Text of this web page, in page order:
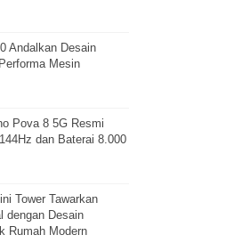
Andalkan Desain
Mesin
Pova 8 5G Resmi
dan Baterai 8.000
Tower Tawarkan
dengan Desain
Rumah Modern